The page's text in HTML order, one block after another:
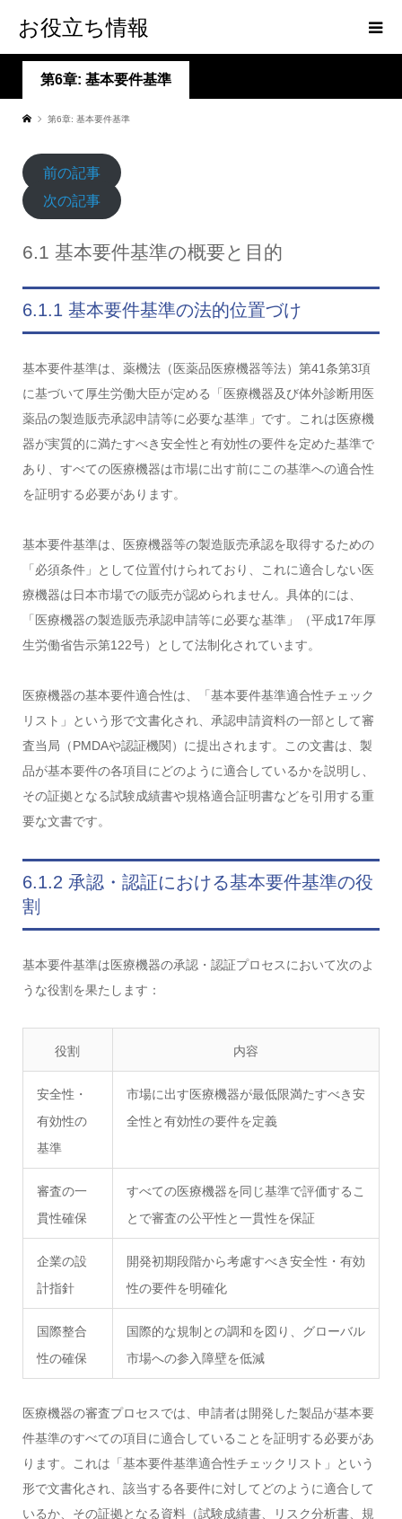
お役立ち情報
第6章: 基本要件基準
第6章: 基本要件基準
前の記事
次の記事
6.1 基本要件基準の概要と目的
6.1.1 基本要件基準の法的位置づけ
基本要件基準は、薬機法（医薬品医療機器等法）第41条第3項
に基づいて厚生労働大臣が定める「医療機器及び体外診断用医
薬品の製造販売承認申請等に必要な基準」です。これは医療機
器が実質的に満たすべき安全性と有効性の要件を定めた基準で
あり、すべての医療機器は市場に出す前にこの基準への適合性
を証明する必要があります。
基本要件基準は、医療機器等の製造販売承認を取得するための
「必須条件」として位置付けられており、これに適合しない医
療機器は日本市場での販売が認められません。具体的には、
「医療機器の製造販売承認申請等に必要な基準」（平成17年厚
生労働省告示第122号）として法制化されています。
医療機器の基本要件適合性は、「基本要件基準適合性チェック
リスト」という形で文書化され、承認申請資料の一部として審
査当局（PMDAや認証機関）に提出されます。この文書は、製
品が基本要件の各項目にどのように適合しているかを説明し、
その証拠となる試験成績書や規格適合証明書などを引用する重
要な文書です。
6.1.2 承認・認証における基本要件基準の役
割
基本要件基準は医療機器の承認・認証プロセスにおいて次のよ
うな役割を果たします：
役割 内容
安全性・
有効性の
基準
市場に出す医療機器が最低限満たすべき安
全性と有効性の要件を定義
審査の一
貫性確保
すべての医療機器を同じ基準で評価するこ
とで審査の公平性と一貫性を保証
企業の設
計指針
開発初期段階から考慮すべき安全性・有効
性の要件を明確化
国際整合
性の確保
国際的な規制との調和を図り、グローバル
市場への参入障壁を低減
医療機器の審査プロセスでは、申請者は開発した製品が基本要
件基準のすべての項目に適合していることを証明する必要があ
ります。これは「基本要件基準適合性チェックリスト」という
形で文書化され、該当する各要件に対してどのように適合して
いるか、その証拠となる資料（試験成績書、リスク分析書、規